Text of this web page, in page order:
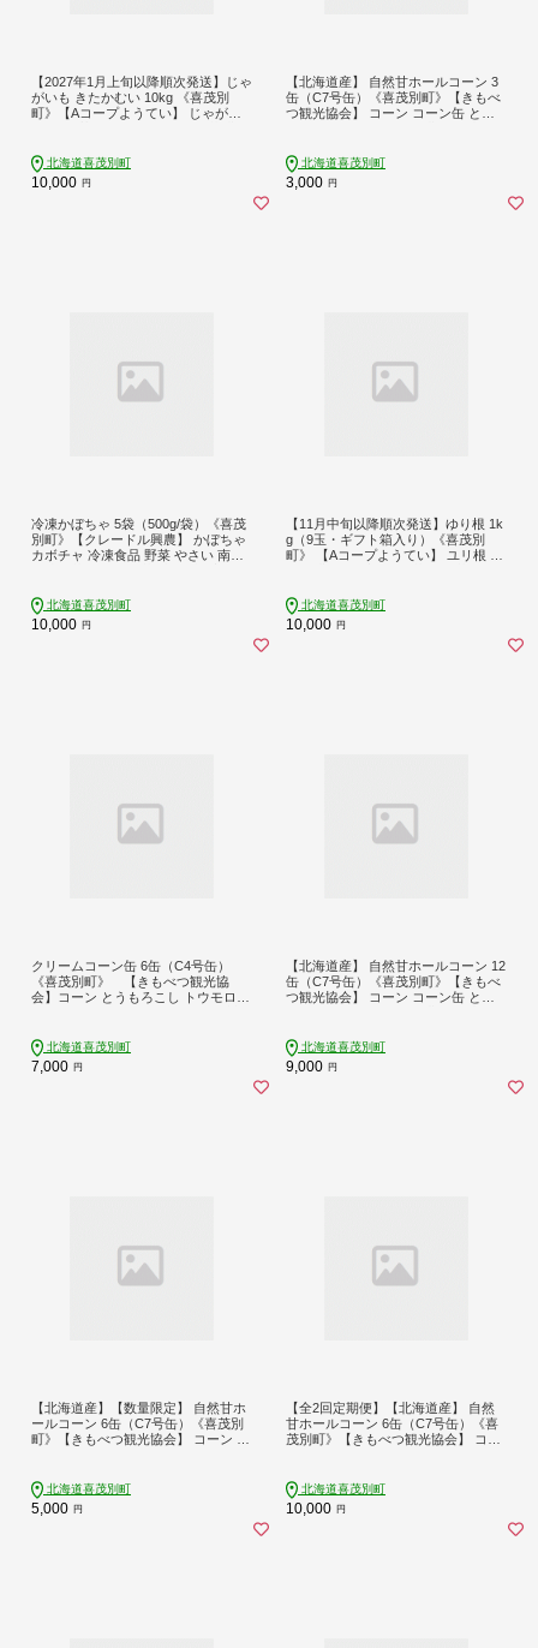
【2027年1月上旬以降順次発送】じゃ
がいも きたかむい 10kg 《喜茂別
町》【Aコープようてい】 じゃがい
せ 常温 [AJAK012]
北海道喜茂別町
10,000 円
【北海道産】 自然甘ホールコーン 3
缶（C7号缶）《喜茂別町》【きもべ
つ観光協会】 コーン コーン缶 とう
千円北海道喜茂別町
3,000 円
冷凍かぼちゃ 5袋（500g/袋）《喜茂
別町》【クレードル興農】 かぼちゃ
カボチャ 冷凍食品 野菜 やさい 南瓜
北海道喜茂別町
10,000 円
【11月中旬以降順次発送】ゆり根 1k
g（9玉・ギフト箱入り）《喜茂別
町》 【Aコープようてい】 ユリ根 ユ
北海道喜茂別町
10,000 円
クリームコーン缶 6缶（C4号缶）
《喜茂別町》 【きもべつ観光協
会】コーン とうもろこし トウモロコ
千円 [AJAG043]
北海道喜茂別町
7,000 円
【北海道産】 自然甘ホールコーン 12
缶（C7号缶）《喜茂別町》【きもべ
つ観光協会】 コーン コーン缶 とう
北海道喜茂別町
9,000 円
【北海道産】【数量限定】 自然甘ホ
ールコーン 6缶（C7号缶）《喜茂別
町》【きもべつ観光協会】 コーン コ
0 5000円
北海道喜茂別町
5,000 円
【全2回定期便】【北海道産】 自然
甘ホールコーン 6缶（C7号缶）《喜
茂別町》【きもべつ観光協会】 コー
1] 10000 10000円 1万円
北海道喜茂別町
10,000 円